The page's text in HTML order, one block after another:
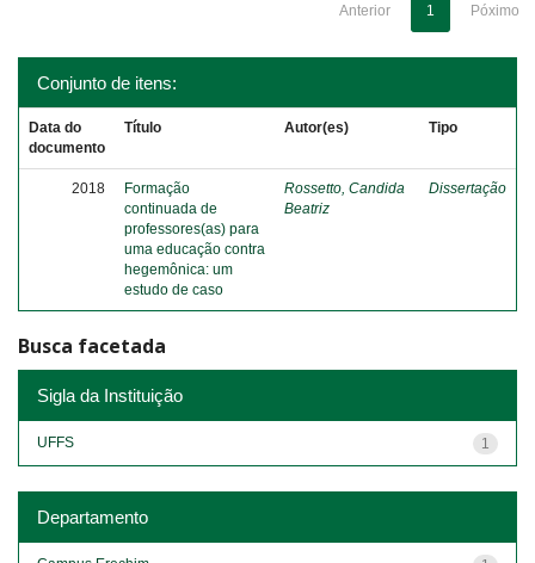
Anterior 1 Póximo
Conjunto de itens:
Data do
documento
Título Autor(es) Tipo
2018
Formação
continuada de
professores(as) para
uma educação contra
hegemônica: um
estudo de caso
Rossetto, Candida
Beatriz
Dissertação
Busca facetada
Sigla da Instituição
1
UFFS
Departamento